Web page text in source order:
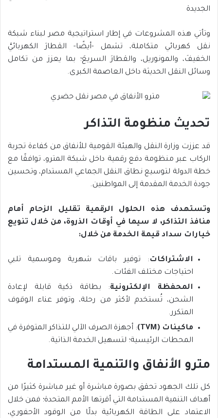
الجديدة
وتأتي هذه المشروعات في إطار استراتيجية مصر لبناء شبكة
نقل كهربائي متكاملة، تشمل -أيضًا- القطارَ الكهربائيَّ
الخفيفَ، والمونوريل، والقطارَ السريعَ؛ بما يعزز من تكامل
وسائل النقل الحديثة داخل العاصمة الكبرى.
تحديث منظومة التذاكر
قد عززت وزارة النقل والهيئة القومية للأنفاق من كفاءة تجربة
الركاب عبر منظومة دفع رقمية داخل شبكة المترو، توافقًا مع
خطة الدولة لتوسيع نطاق النقل الجماعي المستدام، وتحسين
جودة الخدمة المقدمة إلى المواطنين.
وتستهدف هذه الحلول الرقمية تقليل الزحام أمام
منافذ التذاكر، لا سيما في أوقات الذروة، من خلال تنويع
خيارات سداد قيمة الخدمة من خلال:
الاشتراكات: توفير باقات شهرية وموسمية تلبي
احتياجات مختلف الفئات.
المحفظة الإلكترونية: بطاقة ذكية قابلة لإعادة
الشحن، تُستخدم لأكثر من رحلة، وتوفر عناء الوقوف
المتكرر.
ماكينات (
TVM
): أجهزة الصرف الآلي للتذاكر المتوفرة في
المحطات الرئيسية؛ لتسهيل الخدمة الذاتية.
مترو الأنفاق والتنمية المستدامة
كل تلك الجهود تحقق بصورة مباشرة أو غير مباشرة كثيرًا من
أهداف التنمية المستدامة التي أقرتها الأمم المتحدة؛ فمن خلال
الاعتماد على الطاقة الكهربائية بدلًا من الوقود الأحفوري،